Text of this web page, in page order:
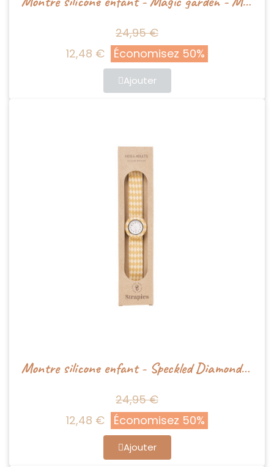
24,95 €
12,48 €
Économisez 50%
Ajouter
Montre silicone enfant - Speckled Diamond - Mrs Ertha
24,95 €
12,48 €
Économisez 50%
Ajouter